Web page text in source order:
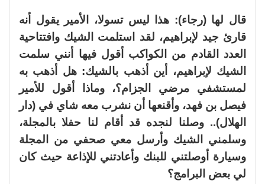
قال لها (رجاء): هذا ليس تسولا، الأمير يقول أنه
قارئ جيد لإبراهيم، لقد استلمت الشيك وافتتاحية
العدد القادم من الكواكب أقول فيها أنني سلمت
الشيك لإبراهيم، أين أذهب بالشيك: هل أذهب به
لمستشفي مرضي الجزام؟، وماذا أقول للأمير
فيصل بن فهد، وأقنعها أن نشرب معه شاي في (دار
الهلال).. وصلنا لنجده قد أقام لنا حفلا بالمجلة،
وسلمني الشيك وأرسل معي صحفي من المجلة
وسيارة أوصلتني للبنك وأعادتني للإذاعة حيث كان
لي بعض البرامج؟